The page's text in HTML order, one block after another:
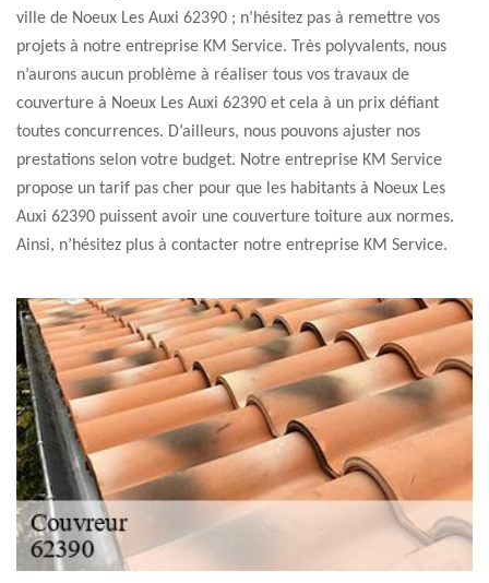
ville de Noeux Les Auxi 62390 ; n’hésitez pas à remettre vos
projets à notre entreprise KM Service. Très polyvalents, nous
n’aurons aucun problème à réaliser tous vos travaux de
couverture à Noeux Les Auxi 62390 et cela à un prix défiant
toutes concurrences. D’ailleurs, nous pouvons ajuster nos
prestations selon votre budget. Notre entreprise KM Service
propose un tarif pas cher pour que les habitants à Noeux Les
Auxi 62390 puissent avoir une couverture toiture aux normes.
Ainsi, n’hésitez plus à contacter notre entreprise KM Service.